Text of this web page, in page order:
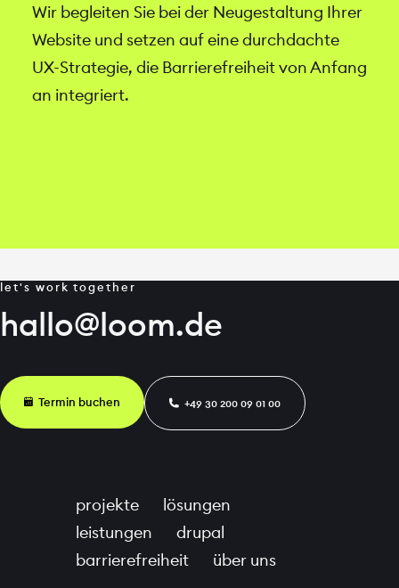
🗓 Termin buchen
Wir begleiten Sie bei der Neugestaltung Ihrer
Website und setzen auf eine durchdachte
UX-Strategie, die Barrierefreiheit von Anfang
an integriert.
let's work together
hallo@loom.de
🗓 Termin buchen 📞︎ +49 30 200 09 01 00
projekte
lösungen
leistungen
drupal
barrierefreiheit
über uns